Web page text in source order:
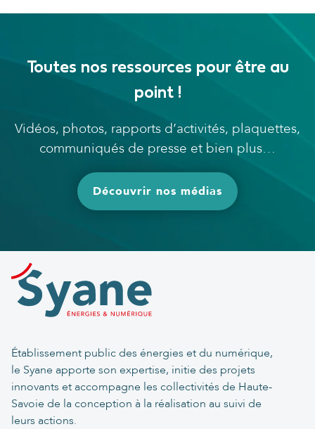
Toutes nos ressources pour être au
point !
Vidéos, photos, rapports d’activités, plaquettes,
communiqués de presse et bien plus…
Découvrir nos médias
Établissement public des énergies et du numérique,
le Syane apporte son expertise, initie des projets
innovants et accompagne les collectivités de Haute-
Savoie de la conception à la réalisation au suivi de
leurs actions.